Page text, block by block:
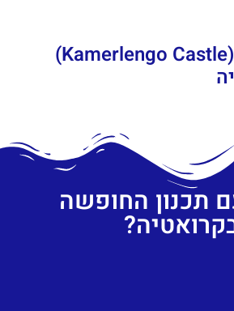
מבצר קמרלנגו (Kamerlengo Castle)
תכנון החופשה